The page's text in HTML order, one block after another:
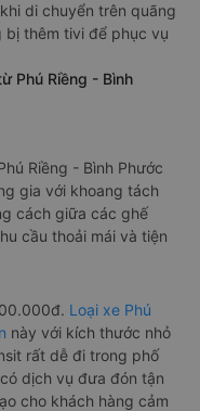
di chuyển trên quãng
thêm tivi để phục vụ
Phú Riềng - Bình
Riềng - Bình Phước
gia với khoang tách
cách giữa các ghế
cầu thoải mái và tiện
Loại xe Phú
này với kích thước nhỏ
rất dễ đi trong phố
dịch vụ đưa đón tận
cho khách hàng cảm